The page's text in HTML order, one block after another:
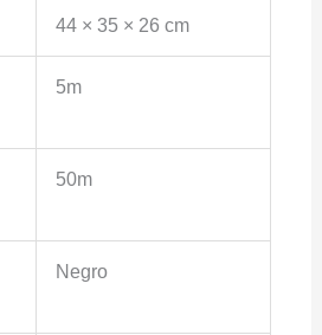
44 × 35 × 26 cm
5m
50m
Negro